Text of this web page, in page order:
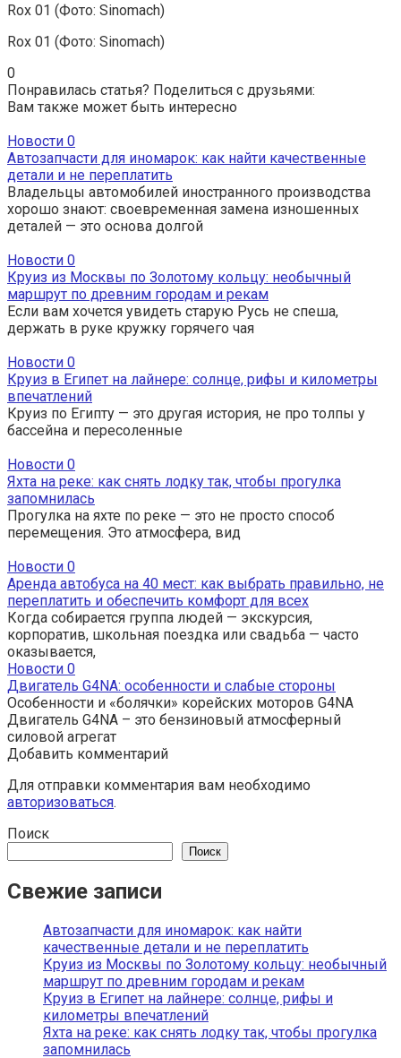
Rox 01 (Фото: Sinomach)
Rox 01 (Фото: Sinomach)
0
Понравилась статья? Поделиться с друзьями:
Вам также может быть интересно
Новости 0
Автозапчасти для иномарок: как найти качественные
детали и не переплатить
Владельцы автомобилей иностранного производства
хорошо знают: своевременная замена изношенных
деталей — это основа долгой
Новости 0
Круиз из Москвы по Золотому кольцу: необычный
маршрут по древним городам и рекам
Если вам хочется увидеть старую Русь не спеша,
держать в руке кружку горячего чая
Новости 0
Круиз в Египет на лайнере: солнце, рифы и километры
впечатлений
Круиз по Египту — это другая история, не про толпы у
бассейна и пересоленные
Новости 0
Яхта на реке: как снять лодку так, чтобы прогулка
запомнилась
Прогулка на яхте по реке — это не просто способ
перемещения. Это атмосфера, вид
Новости 0
Аренда автобуса на 40 мест: как выбрать правильно, не
переплатить и обеспечить комфорт для всех
Когда собирается группа людей — экскурсия,
корпоратив, школьная поездка или свадьба — часто
оказывается,
Новости 0
Двигатель G4NA: особенности и слабые стороны
Особенности и «болячки» корейских моторов G4NA
Двигатель G4NA – это бензиновый атмосферный
силовой агрегат
Добавить комментарий
Для отправки комментария вам необходимо
авторизоваться.
Поиск
Поиск
Свежие записи
Автозапчасти для иномарок: как найти
качественные детали и не переплатить
Круиз из Москвы по Золотому кольцу: необычный
маршрут по древним городам и рекам
Круиз в Египет на лайнере: солнце, рифы и
километры впечатлений
Яхта на реке: как снять лодку так, чтобы прогулка
запомнилась